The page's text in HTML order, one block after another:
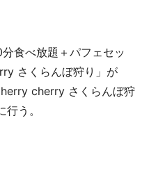
食べ放題＋パフェセッ
さくらんぼ狩り」が
cherry さくらんぼ狩
う。